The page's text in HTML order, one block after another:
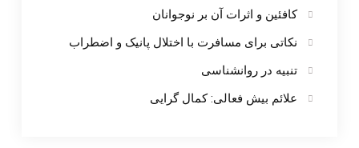
کافئین و اثرات آن بر نوجوانان
نکاتی برای مسافرت با اختلال پانیک و اضطراب
تنبیه در روانشناسی
علائم بیش فعالی: کمال گرایی